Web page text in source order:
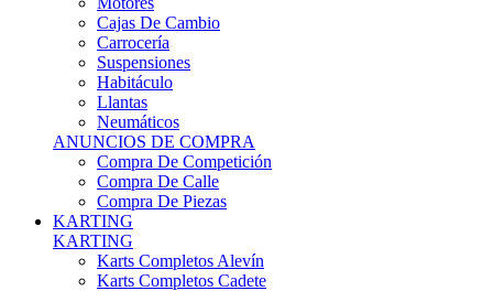
Carrocería
Suspensiones
Habitáculo
Llantas
Neumáticos
ANUNCIOS DE COMPRA
Compra De Competición
Compra De Calle
Compra De Piezas
KARTING
KARTING
Karts Completos Alevín
Karts Completos Cadete
Karts Completos Junior